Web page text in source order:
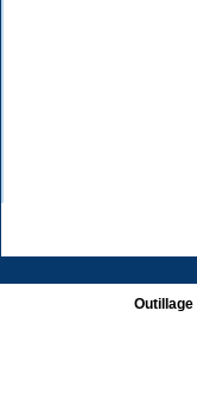
Outillage|